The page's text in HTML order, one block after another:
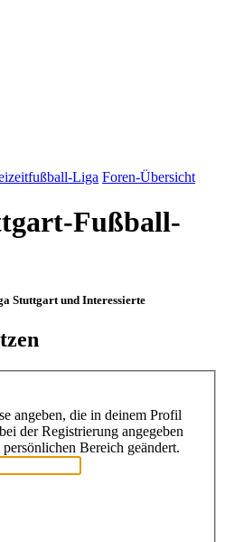
Liga Foren-Übersicht
Fußball-
Stuttgart und Interessierte
angeben, die in deinem Profil
der Registrierung angegeben
Bereich geändert.